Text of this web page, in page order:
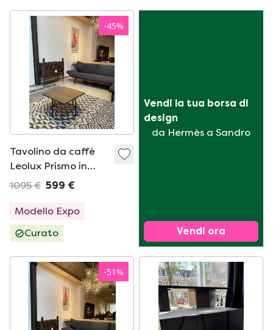
-45%
Tavolino da caffè
Leolux Prismo in
legno
1095 € 599 €
Modello Expo
Curato
Vendi la tua borsa di
design
da Hermès a Sandro
Vendi ora
-51%